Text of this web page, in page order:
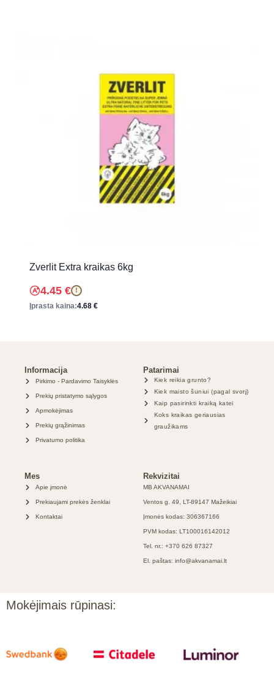
Zverlit Extra kraikas 6kg
4.45 € !
Įprasta kaina:4.68 €
Informacija
Pirkimo - Pardavimo Taisyklės
Prekių pristatymo sąlygos
Apmokėjimas
Prekių grąžinimas
Privatumo politika
Patarimai
Kiek reikia grunto?
Kiek maisto šuniui (pagal svorį)
Kaip pasirinkti kraiką katei
Koks kraikas geriausias
graužikams
Mes
Apie įmonė
Prekiaujami prekės ženklai
Kontaktai
Rekvizitai
MB AKVANAMAI
Ventos g. 49, LT-89147 Mažeikiai
Įmonės kodas: 306367166
PVM kodas: LT100016142012
Tel. nr.: +370 626 87327
El. paštas: info@akvanamai.lt
Mokėjimais rūpinasi: